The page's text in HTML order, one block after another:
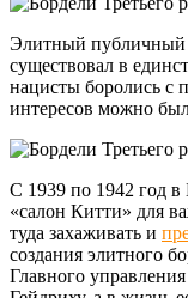
Элитный публичный
существовал в
нацисты боролись с
интересов можно
С 1939 по 1942 год в
«салон Китти» для
туда захаживать и
создания элитного
Главного